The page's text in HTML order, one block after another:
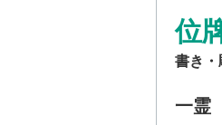
位
書き・
一霊